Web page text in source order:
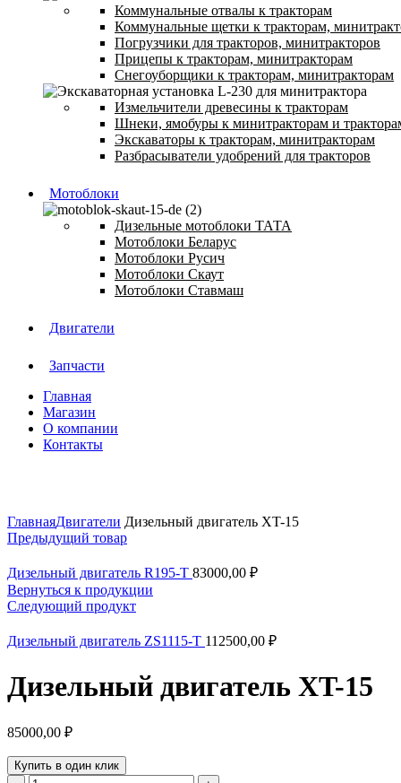
Коммунальные отвалы к тракторам
Коммунальные щетки к тракторам,
Погрузчики для тракторов, минитракторов
Прицепы к тракторам, минитракторам
Снегоуборщики к тракторам, минитракторам
Измельчители древесины к тракторам
Шнеки, ямобуры к минитракторам и
Экскаваторы к тракторам, минитракторам
Разбрасыватели удобрений для тракторов
Мотоблоки
Дизельные мотоблоки ТАТА
Мотоблоки Беларус
Мотоблоки Русич
Мотоблоки Скаут
Мотоблоки Ставмаш
Двигатели
Запчасти
Главная
Магазин
О компании
Контакты
ГлавнаяДвигатели Дизельный двигатель XT-15
Предыдущий товар
Дизельный двигатель R195-T 83000,00 ₽
Вернуться к продукции
Следующий продукт
Дизельный двигатель ZS1115-T 112500,00 ₽
Дизельный двигатель XT-15
85000,00 ₽
Купить в один клик